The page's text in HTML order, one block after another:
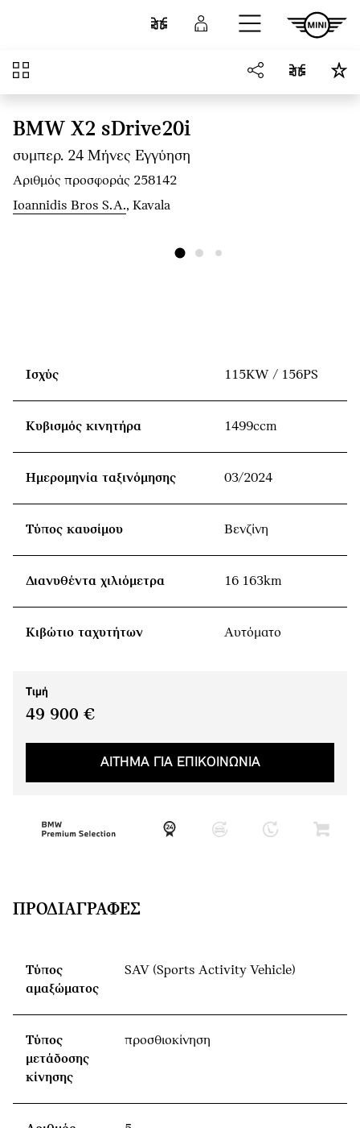
Μετάβαση στο κύριο περιεχόμενο
Σύγκριση Σύνδεση
Επισκόπηση
BMW X2 sDrive20i
συμπερ. 24 Μήνες Εγγύηση
Αριθμός προσφοράς 258142
Ioannidis Bros S.A., Kavala
Ισχύς 115KW / 156PS
Κυβισμός κινητήρα 1499ccm
Ημερομηνία ταξινόμησης 03/2024
Τύπος καυσίμου Βενζίνη
Διανυθέντα χιλιόμετρα 16 163km
Κιβώτιο ταχυτήτων Αυτόματο
Τιμή
49 900 €
ΑΙΤΗΜΑ ΓΙΑ ΕΠΙΚΟΙΝΩΝΙΑ
ΠΡΟΔΙΑΓΡΑΦΈΣ
Τύπος
αμαξώματος
SAV (Sports Activity Vehicle)
Τύπος
μετάδοσης
κίνησης
προσθιοκίνηση